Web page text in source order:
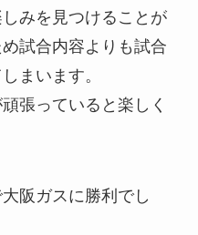
みを見つけることが
試合内容よりも試合
まいます。
張っていると楽しく
阪ガスに勝利でし